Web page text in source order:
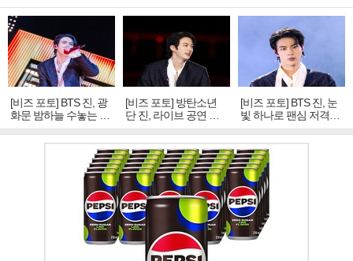
[비즈 포토] BTS 진, 광
화문 밤하늘 수놓는 '비
주얼 킹'의 열창
[비즈 포토] 방탄소년
단 진, 라이브 공연 중
빛나는 독보적 아우라
[비즈 포토] BTS 진, 눈
빛 하나로 팬심 저격…
독보적 카리스마